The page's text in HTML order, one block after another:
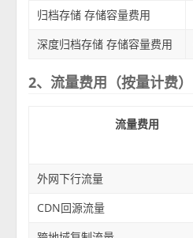
归档存储 存储容量费用
深度归档存储 存储容量费用
2、流量费用（按量计费）
流量费用
外网下行流量
CDN回源流量